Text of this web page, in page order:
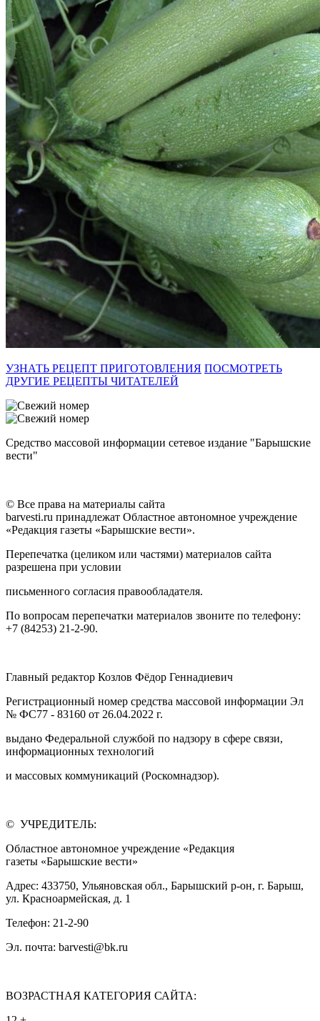
УЗНАТЬ РЕЦЕПТ ПРИГОТОВЛЕНИЯ ПОСМОТРЕТЬ
ДРУГИЕ РЕЦЕПТЫ ЧИТАТЕЛЕЙ
Средство массовой информации сетевое издание "Барышские
вести"
© Все права на материалы сайта
barvesti.ru принадлежат Областное автономное учреждение
«Редакция газеты «Барышские вести».
Перепечатка (целиком или частями) материалов сайта
разрешена при условии
письменного согласия правообладателя.
По вопросам перепечатки материалов звоните по телефону:
+7 (84253) 21-2-90.
Главный редактор Козлов Фёдор Геннадиевич
Регистрационный номер средства массовой информации Эл
№ ФС77 - 83160 от 26.04.2022 г.
выдано Федеральной службой по надзору в сфере связи,
информационных технологий
и массовых коммуникаций (Роскомнадзор).
© УЧРЕДИТЕЛЬ:
Областное автономное учреждение «Редакция
газеты «Барышские вести»
Адрес: 433750, Ульяновская обл., Барышский р-он, г. Барыш,
ул. Красноармейская, д. 1
Телефон: 21-2-90
Эл. почта: barvesti@bk.ru
ВОЗРАСТНАЯ КАТЕГОРИЯ САЙТА: